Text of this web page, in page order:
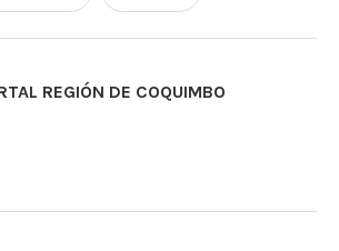
REGIÓN DE COQUIMBO